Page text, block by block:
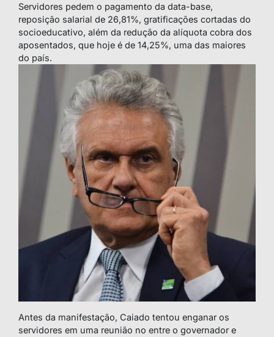
Servidores pedem o pagamento da data-base,
reposição salarial de 26,81%, gratificações cortadas do
socioeducativo, além da redução da alíquota cobra dos
aposentados, que hoje é de 14,25%, uma das maiores
do país.
Antes da manifestação, Caiado tentou enganar os
servidores em uma reunião no entre o governador e